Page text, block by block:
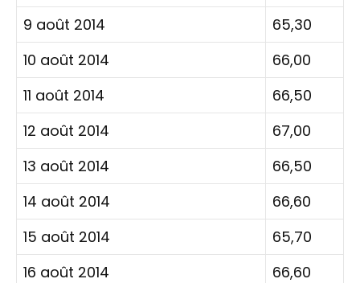
9 août 2014
65,30
10 août 2014
66,00
11 août 2014
66,50
12 août 2014
67,00
13 août 2014
66,50
14 août 2014
66,60
15 août 2014
65,70
16 août 2014
66,60